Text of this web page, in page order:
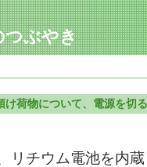
つぶやき
け荷物について、電源を切
リチウム電池を内